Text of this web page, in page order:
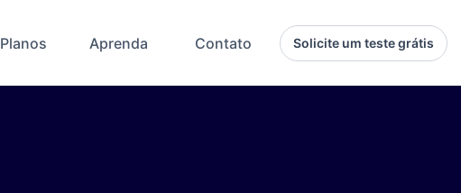
Planos Aprenda Contato Solicite um teste grátis